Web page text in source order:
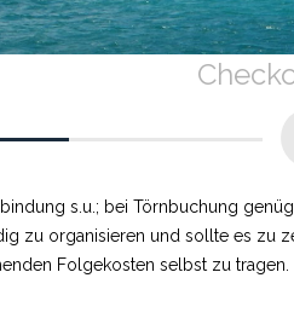
s.u.; bei Törnbuchung
zu organisieren und sollte es
Folgekosten selbst zu